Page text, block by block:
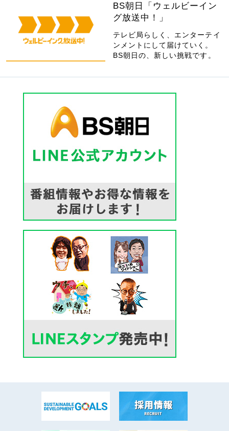
BS朝日「ウェルビーイン
グ放送中！」
テレビ局らしく、エンターテイ
ンメントにして届けていく。
BS朝日の、新しい挑戦です。